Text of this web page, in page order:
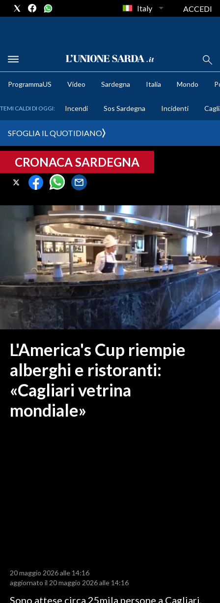
METEO
CRONACA SARDEGNA
CAGLIARI
SULCIS IGLESIENTE
MEDIO CAMPIDANO
ORISTANO E PROVINCIA
SASSARI E PROVINCIA
GALLURA
NUORO E PROVINCIA
OGLIASTRA
AGENDA
ITALIA
MONDO
POLITICA
ECONOMIA
BASKET
Italy ACCEDI
ProgrammaUS Video Sardegna Italia Mondo
TEMI CALDI DI OGGI: Incendi Sos Sardegna Incidenti
SFOGLIA IL QUOTIDIANO
CRONACA SARDEGNA
L'America's Cup riempie
alberghi e ristoranti:
«Cagliari vetrina
mondiale»
20 maggio 2026 alle 14:16
aggiornato il 20 maggio 2026 alle 14:16
Sono attese circa 25mila persone a Cagliari,